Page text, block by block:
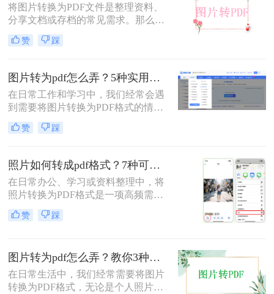
将图片转换为PDF文件是整理资料、
分享文档或存档的常见需求。那么图
片如何转pdf呢？本文将介绍三种简单
有效的方法，助您快速完成转换。
赞 踩
图片转为pdf怎么弄？5种实用转换方法详解！
在日常工作和学习中，我们经常会遇
到需要将图片转换为PDF格式的情
况。无论是整理证件照片、制作电子
相册，还是将扫描的文档统一格式，
掌握的基本技能。PDF格式具有跨平
台兼容性好、文件体积相对较小、易
于分享等优点，因此成为文档处理的
首选格式。本文将详细介绍5种实用
的图片转PDF方法，帮助您快速解决
转换需求。
赞 踩
照片如何转成pdf格式？7种可靠方法详解！
在日常办公、学习或资料整理中，将
照片转换为PDF格式是一项高频需
求。无论是扫描的合同、手写笔记，
还是拍摄的证件、课件，统一的PDF
择高效、安全且无需付费的方法？本
文将基于实际使用经验，为您梳理7
种照片如何转成PDF格式的实用方
赞 踩
图片转为pdf怎么弄？教你3种常用转换方法！
在日常生活中，我们经常需要将图片
转换为PDF格式，无论是个人照片管